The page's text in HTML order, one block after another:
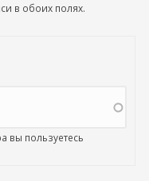
в обоих полях.
вы пользуетесь